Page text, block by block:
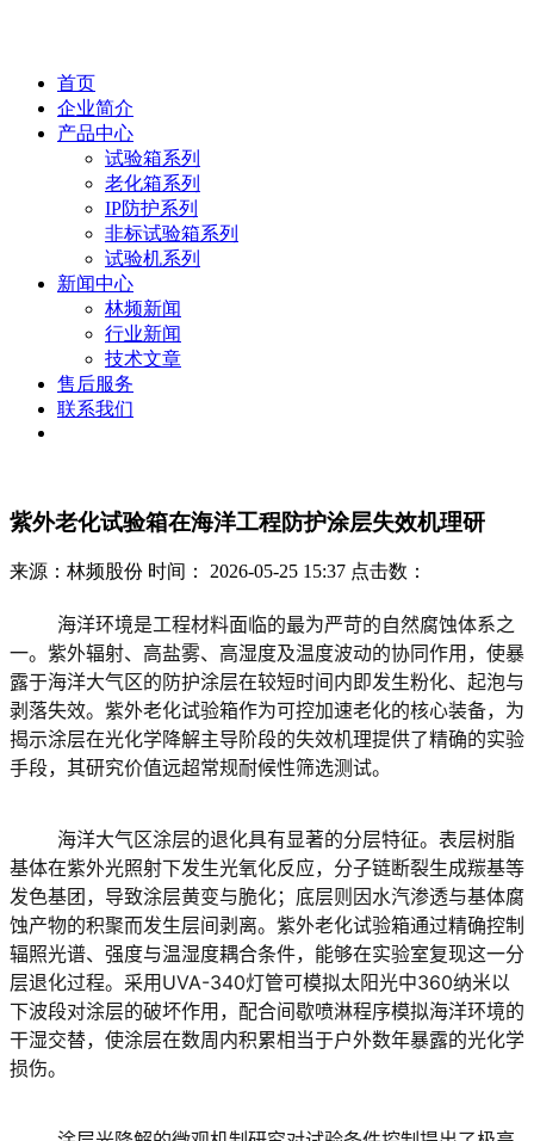
首页
企业简介
产品中心
试验箱系列
老化箱系列
IP防护系列
非标试验箱系列
试验机系列
新闻中心
林频新闻
行业新闻
技术文章
售后服务
联系我们
紫外老化试验箱在海洋工程防护涂层失效机理研
来源：林频股份 时间： 2026-05-25 15:37 点击数：
海洋环境是工程材料面临的最为严苛的自然腐蚀体系之
一。紫外辐射、高盐雾、高湿度及温度波动的协同作用，使暴
露于海洋大气区的防护涂层在较短时间内即发生粉化、起泡与
剥落失效。紫外老化试验箱作为可控加速老化的核心装备，为
揭示涂层在光化学降解主导阶段的失效机理提供了精确的实验
手段，其研究价值远超常规耐候性筛选测试。
基体在紫外光照射下发生光氧化反应，分子链断裂生成羰基等
发色基团，导致涂层黄变与脆化；底层则因水汽渗透与基体腐
蚀产物的积聚而发生层间剥离。紫外老化试验箱通过精确控制
辐照光谱、强度与温湿度耦合条件，能够在实验室复现这一分
层退化过程。采用UVA-340灯管可模拟太阳光中360纳米以
下波段对涂层的破坏作用，配合间歇喷淋程序模拟海洋环境的
干湿交替，使涂层在数周内积累相当于户外数年暴露的光化学
损伤。